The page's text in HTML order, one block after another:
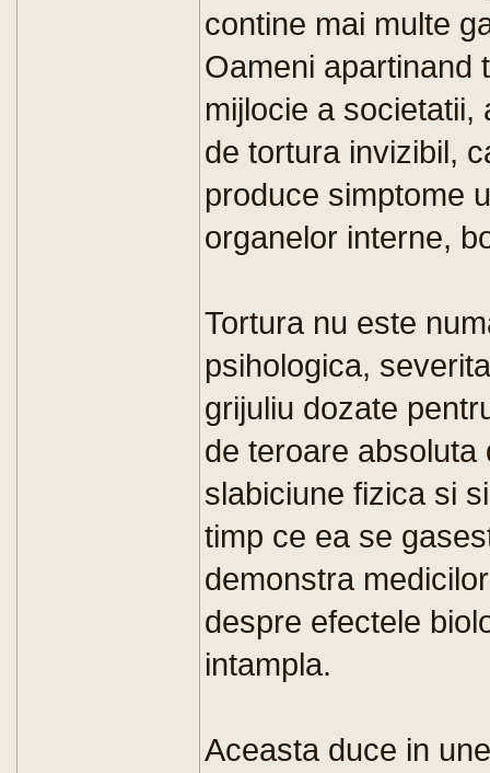
contine mai multe
Oameni apartinand
mijlocie a societatii,
de tortura invizibil,
produce simptome
organelor interne,
Tortura nu este
psihologica,
grijuliu dozate
de teroare
slabiciune fizica si
timp ce ea se
demonstra
despre efectele
intampla.
Aceasta duce in